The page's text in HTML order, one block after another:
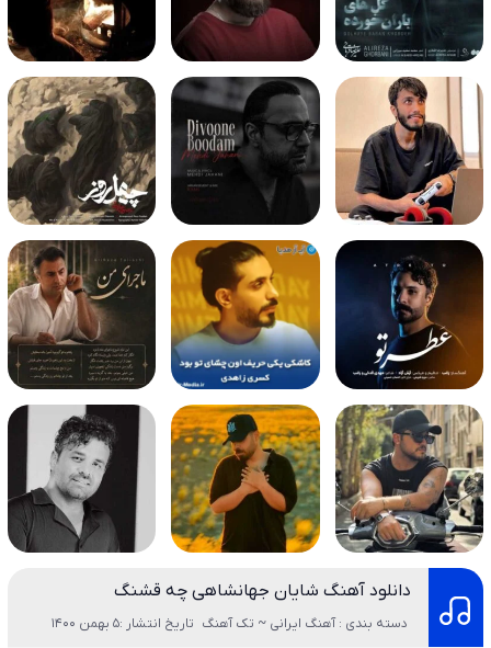
دانلود آهنگ شایان جهانشاهی چه قشنگ
دسته بندی : آهنگ ایرانی ~ تک آهنگ تاریخ انتشار :5 بهمن 1400